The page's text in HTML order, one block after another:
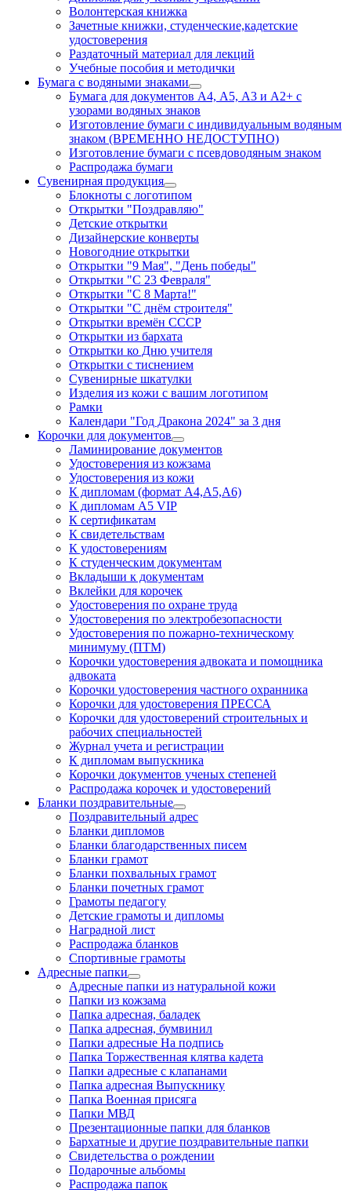
Волонтерская книжка
Зачетные книжки, студенческие,кадетские
удостоверения
Раздаточный материал для лекций
Учебные пособия и методички
Бумага с водяными знаками
Бумага для документов А4, А5, А3 и А2+ с
узорами водяных знаков
Изготовление бумаги с индивидуальным водяным
знаком (ВРЕМЕННО НЕДОСТУПНО)
Изготовление бумаги с псевдоводяным знаком
Распродажа бумаги
Сувенирная продукция
Блокноты с логотипом
Открытки "Поздравляю"
Детские открытки
Дизайнерские конверты
Новогодние открытки
Открытки "9 Мая", "День победы"
Открытки "С 23 Февраля"
Открытки "С 8 Марта!"
Открытки "С днём строителя"
Открытки времён СССР
Открытки из бархата
Открытки ко Дню учителя
Открытки с тиснением
Сувенирные шкатулки
Изделия из кожи с вашим логотипом
Рамки
Календари "Год Дракона 2024" за 3 дня
Корочки для документов
Ламинирование документов
Удостоверения из кожзама
Удостоверения из кожи
К дипломам (формат А4,А5,А6)
К дипломам А5 VIP
К сертификатам
К свидетельствам
К удостоверениям
К студенческим документам
Вкладыши к документам
Вклейки для корочек
Удостоверения по охране труда
Удостоверения по электробезопасности
Удостоверения по пожарно-техническому
минимуму (ПТМ)
Корочки удостоверения адвоката и помощника
адвоката
Корочки удостоверения частного охранника
Корочки для удостоверения ПРЕССА
Корочки для удостоверений строительных и
рабочих специальностей
Журнал учета и регистрации
К дипломам выпускника
Корочки документов ученых степеней
Распродажа корочек и удостоверений
Бланки поздравительные
Поздравительный адрес
Бланки дипломов
Бланки благодарственных писем
Бланки грамот
Бланки похвальных грамот
Бланки почетных грамот
Грамоты педагогу
Детские грамоты и дипломы
Наградной лист
Распродажа бланков
Спортивные грамоты
Адресные папки
Адресные папки из натуральной кожи
Папки из кожзама
Папка адресная, баладек
Папка адресная, бумвинил
Папки адресные На подпись
Папка Торжественная клятва кадета
Папки адресные с клапанами
Папка адресная Выпускнику
Папка Военная присяга
Папки МВД
Презентационные папки для бланков
Бархатные и другие поздравительные папки
Свидетельства о рождении
Подарочные альбомы
Распродажа папок